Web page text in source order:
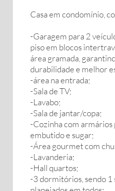
Casa em condomínio,
-Garagem para 2
piso em blocos
área gramada,
durabilidade e melhor
-área na entrada;
-Sala de TV;
-Lavabo;
-Sala de jantar/copa;
-Cozinha com armários
embutido e sugar;
-Área gourmet com
-Lavanderia;
-Hall quartos;
-3 dormitórios, sendo